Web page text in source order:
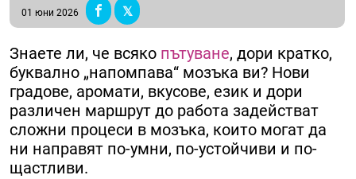
01 юни 2026
Знаете ли, че всяко пътуване, дори кратко,
буквално „напомпава“ мозъка ви? Нови
градове, аромати, вкусове, език и дори
различен маршрут до работа задействат
сложни процеси в мозъка, които могат да
ни направят по-умни, по-устойчиви и по-
щастливи.